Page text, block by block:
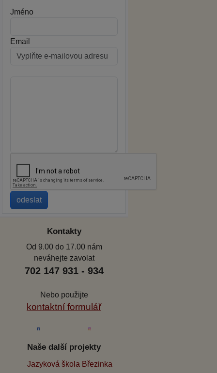
Jméno
Email
Kontakty
Od 9.00 do 17.00 nám
neváhejte zavolat
702 147 931 - 934
Nebo použijte
kontaktní formulář
Naše další projekty
Jazyková škola Březinka